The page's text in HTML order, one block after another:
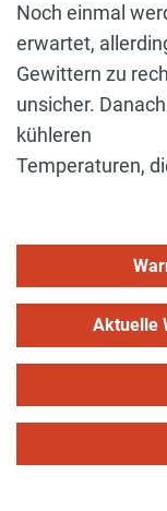
Noch einmal
erwartet,
Gewittern zu
unsicher.
kühleren
Temperaturen,
Aktuelle